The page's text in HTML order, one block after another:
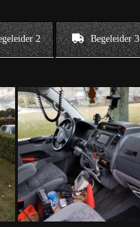
2 Begeleider 3